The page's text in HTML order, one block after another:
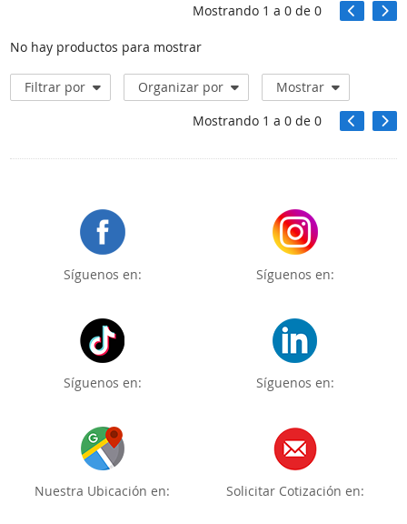
Mostrando 1 a 0de 0
No hay productos para mostrar
Filtrar por Organizar por
Mostrar
Mostrando 1 a 0de 0
Síguenos en: Síguenos en:
Síguenos en: Síguenos en:
Nuestra Ubicación en: Solicitar Cotización en: